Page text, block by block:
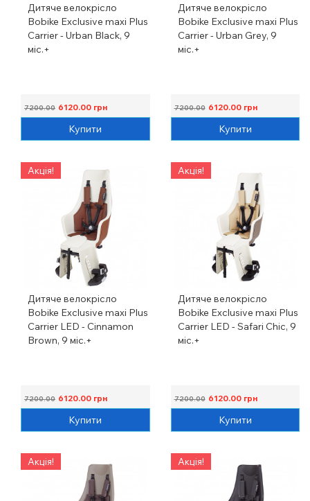
Дитяче велокрісло
Bobike Exclusive maxi Plus
Carrier - Urban Black, 9
міс.+
7200.00 6120.00 грн
Купити
Дитяче велокрісло
Bobike Exclusive maxi Plus
Carrier - Urban Grey, 9
міс.+
7200.00 6120.00грн
Купити
Акція!
Дитяче велокрісло
Bobike Exclusive maxi Plus
Carrier LED - Cinnamon
Brown, 9 міс.+
7200.00 6120.00 грн
Купити
Акція!
Дитяче велокрісло
Bobike Exclusive maxi Plus
Carrier LED - Safari Chic, 9
міс.+
7200.00 6120.00грн
Купити
Акція! Акція!